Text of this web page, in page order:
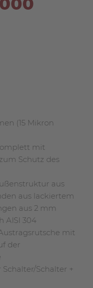
(15 Mikron
mit
Schutz des
aus
aus lackiertem
aus 2 mm
AISI 304
mit
der
Schalter +